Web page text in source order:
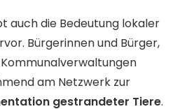
auch die Bedeutung lokaler
Bürgerinnen und Bürger,
am Netzwerk zur
gestrandeter Tiere.